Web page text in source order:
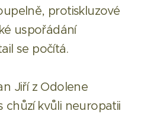
protiskluzové
uspořádání
se počítá.
Jiří z Odolene
chůzí kvůli neuropatii